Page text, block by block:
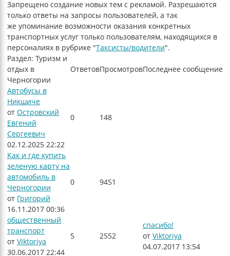
Запрещено создание новых тем с рекламой. Разрешаются
только ответы на запросы пользователей, а так
же упоминание возможности оказания конкретных
транспортных услуг только пользователям, находящихся в
персоналиях в рубрике "Таксисты/водители".
Раздел: Туризм и
отдых в
Черногории
ОтветовПросмотровПоследнее сообщение
Автобусы в
Никшиче
от Островский
Евгений
Сергеевич
02.12.2025 22:22
0 148
Как и где купить
зеленую карту на
автомобиль в
Черногории
от Григорий
16.11.2017 00:36
0 9451
общественный
транспорт
от Viktoriya
30.06.2017 22:44
5 2552
спасибо!
от Viktoriya
04.07.2017 13:54